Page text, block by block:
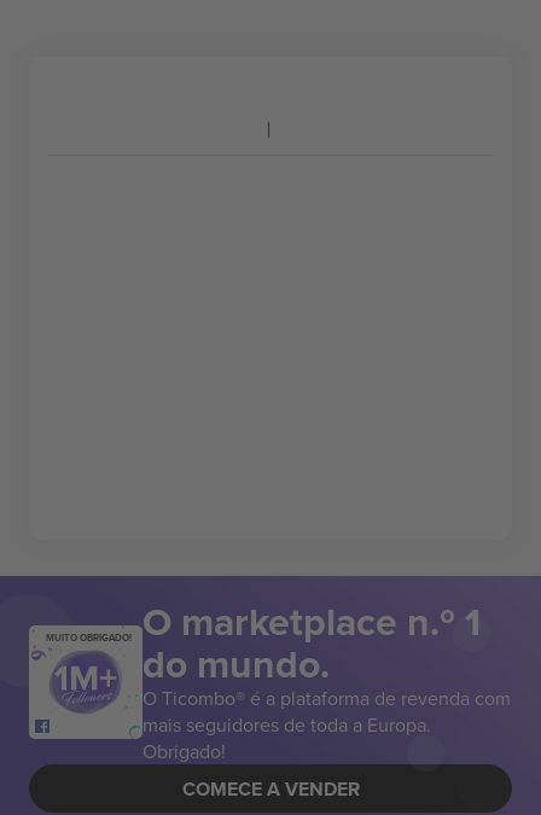
MUITO OBRIGADO! O marketplace n.º 1
do mundo.
O Ticombo® é a plataforma de revenda com
mais seguidores de toda a Europa.
Obrigado!
COMECE A VENDER